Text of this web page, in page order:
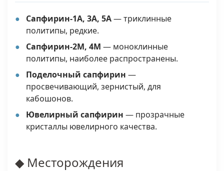
Сапфирин-1A, 3A, 5A— триклинные
политипы, редкие.
Сапфирин-2M, 4M — моноклинные
политипы, наиболее распространены.
Поделочный сапфирин —
просвечивающий, зернистый, для
кабошонов.
Ювелирный сапфирин — прозрачные
кристаллы ювелирного качества.
◆ Месторождения